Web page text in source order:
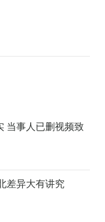
当事人已删视频致
差异大有讲究